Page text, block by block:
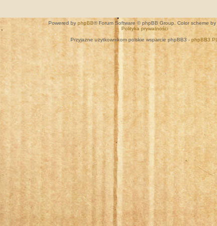
Powered by phpBB® Forum Software © phpBB Group. Color scheme by
Polityka prywatności
Przyjazne użytkownikom polskie wsparcie phpBB3 - phpBB3.PL